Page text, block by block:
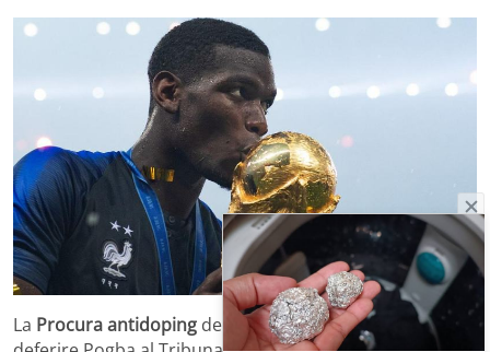
La Procura antidoping deciderà se archiviare il caso o